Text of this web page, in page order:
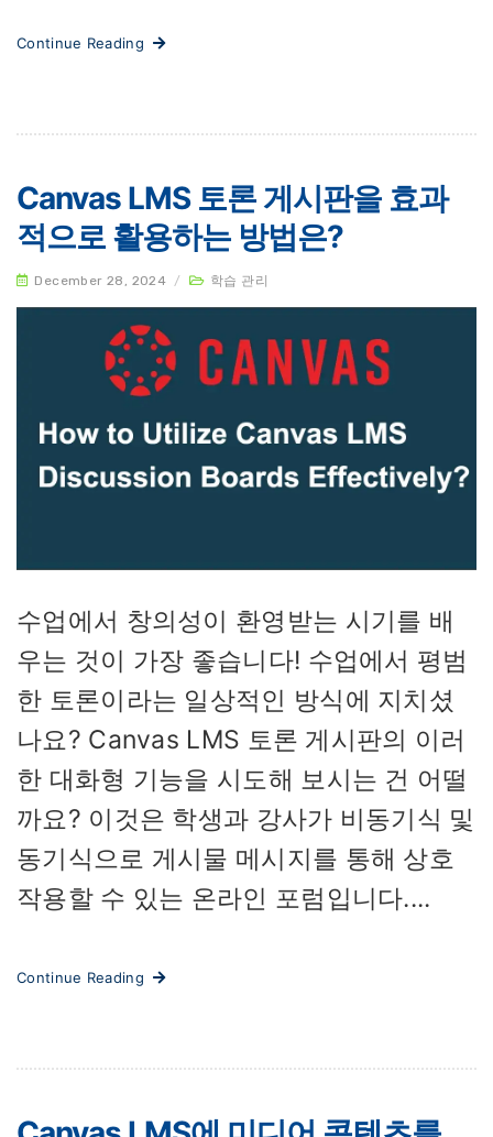
Continue Reading
Canvas LMS 토론 게시판을 효과
적으로 활용하는 방법은?
December 28, 2024 / 학습 관리
수업에서 창의성이 환영받는 시기를 배
우는 것이 가장 좋습니다! 수업에서 평범
한 토론이라는 일상적인 방식에 지치셨
나요? Canvas LMS 토론 게시판의 이러
한 대화형 기능을 시도해 보시는 건 어떨
까요? 이것은 학생과 강사가 비동기식 및
동기식으로 게시물 메시지를 통해 상호
작용할 수 있는 온라인 포럼입니다....
Continue Reading